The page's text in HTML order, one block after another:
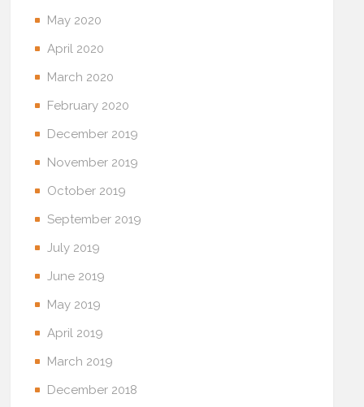
May 2020
April 2020
March 2020
February 2020
December 2019
November 2019
October 2019
September 2019
July 2019
June 2019
May 2019
April 2019
March 2019
December 2018